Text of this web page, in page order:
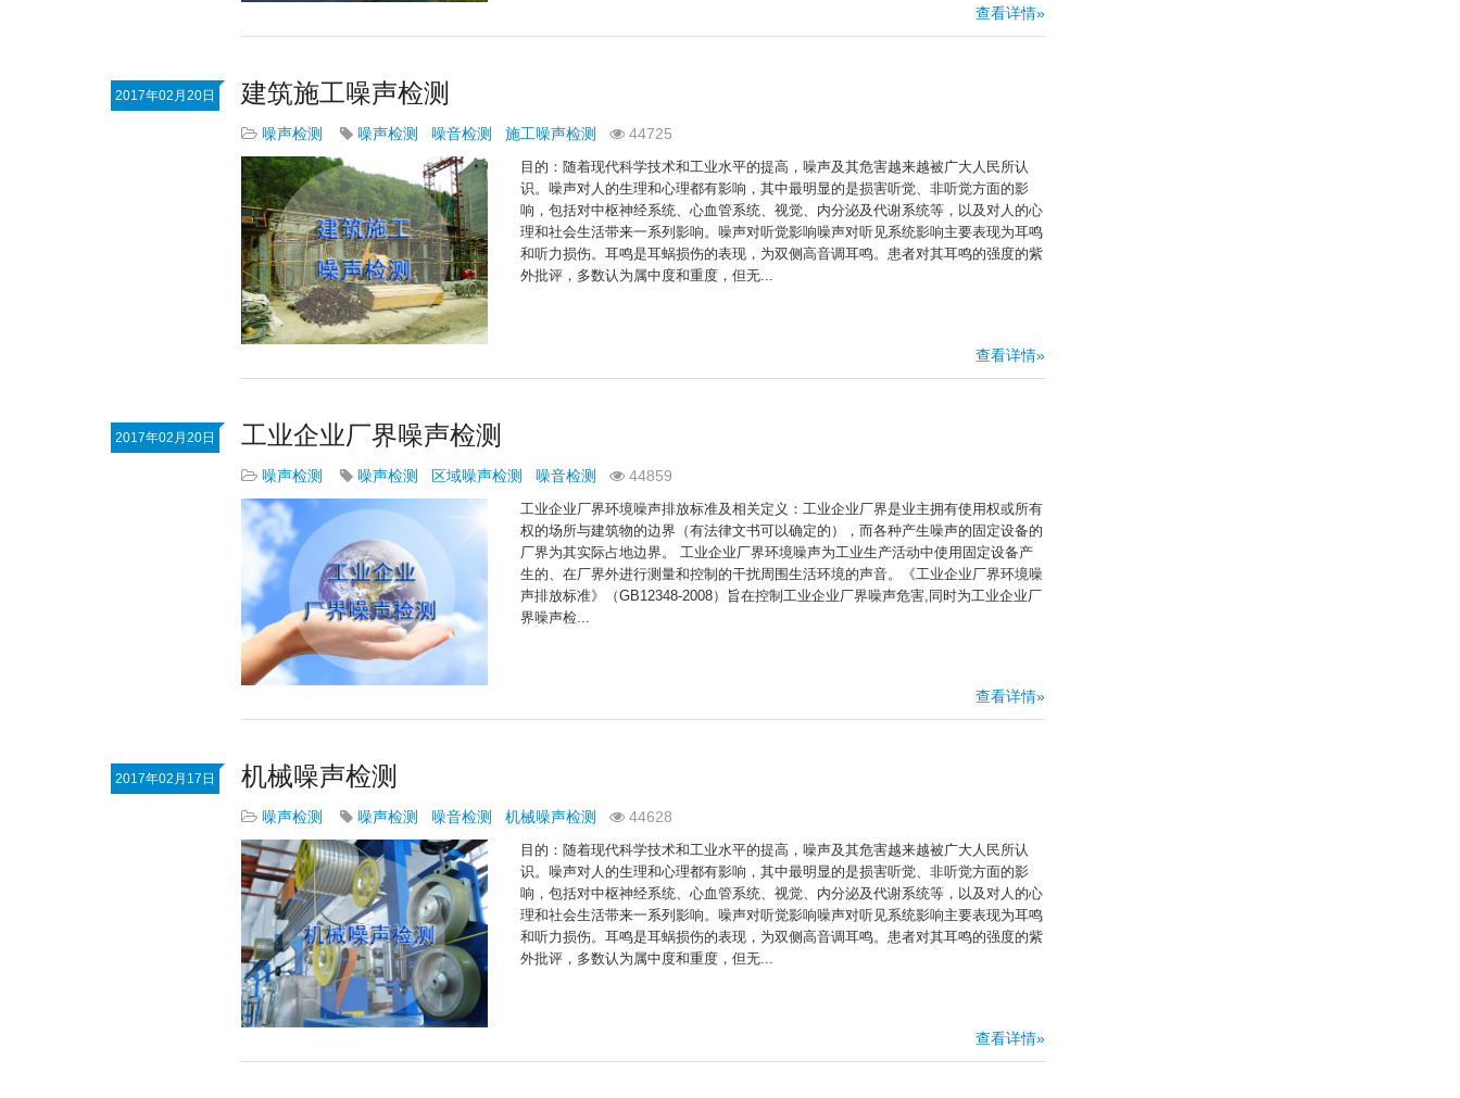
查看详情»
2017年02月20日 建筑施工噪声检测
噪声检测 噪声检测 噪音检测 施工噪声检测 44725
目的：随着现代科学技术和工业水平的提高，噪声及其危害越来越被广大人民所认
识。噪声对人的生理和心理都有影响，其中最明显的是损害听觉、非听觉方面的影
响，包括对中枢神经系统、心血管系统、视觉、内分泌及代谢系统等，以及对人的心
理和社会生活带来一系列影响。噪声对听觉影响噪声对听见系统影响主要表现为耳鸣
和听力损伤。耳鸣是耳蜗损伤的表现，为双侧高音调耳鸣。患者对其耳鸣的强度的紫
外批评，多数认为属中度和重度，但无...
查看详情»
2017年02月20日 工业企业厂界噪声检测
噪声检测 噪声检测 区域噪声检测 噪音检测 44859
工业企业厂界环境噪声排放标准及相关定义：工业企业厂界是业主拥有使用权或所有
权的场所与建筑物的边界（有法律文书可以确定的），而各种产生噪声的固定设备的
厂界为其实际占地边界。 工业企业厂界环境噪声为工业生产活动中使用固定设备产
生的、在厂界外进行测量和控制的干扰周围生活环境的声音。《工业企业厂界环境噪
声排放标准》（GB12348-2008）旨在控制工业企业厂界噪声危害,同时为工业企业厂
界噪声检...
查看详情»
2017年02月17日 机械噪声检测
噪声检测 噪声检测 噪音检测 机械噪声检测 44628
目的：随着现代科学技术和工业水平的提高，噪声及其危害越来越被广大人民所认
识。噪声对人的生理和心理都有影响，其中最明显的是损害听觉、非听觉方面的影
响，包括对中枢神经系统、心血管系统、视觉、内分泌及代谢系统等，以及对人的心
理和社会生活带来一系列影响。噪声对听觉影响噪声对听见系统影响主要表现为耳鸣
和听力损伤。耳鸣是耳蜗损伤的表现，为双侧高音调耳鸣。患者对其耳鸣的强度的紫
外批评，多数认为属中度和重度，但无...
查看详情»